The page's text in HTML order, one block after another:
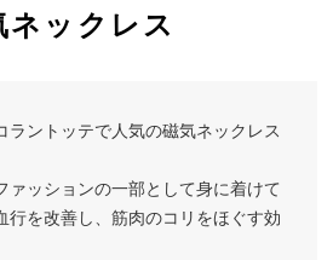
閉じる
ネックレス
ラントッテで人気の磁気ネックレス
ァッションの一部として身に着けて
行を改善し、筋肉のコリをほぐす効